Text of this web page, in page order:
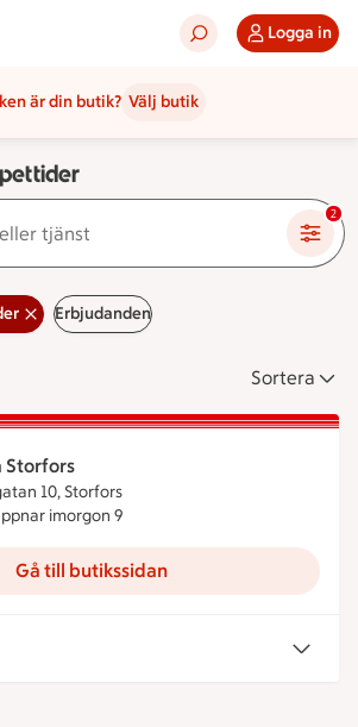
Logga in
är din butik? Välj butik
2
Erbjudanden
Sortera
Storfors
10, Storfors
Storfors har stängt idag, öppnar
imorgon 9
Gå till butikssidan